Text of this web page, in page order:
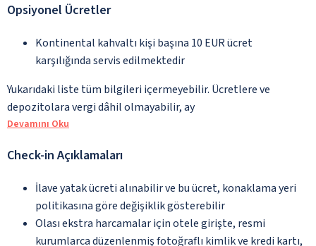
Opsiyonel Ücretler
Kontinental kahvaltı kişi başına 10 EUR ücret
karşılığında servis edilmektedir
Yukarıdaki liste tüm bilgileri içermeyebilir. Ücretlere ve
depozitolara vergi dâhil olmayabilir, ay
Devamını Oku
Check-in Açıklamaları
İlave yatak ücreti alınabilir ve bu ücret, konaklama yeri
politikasına göre değişiklik gösterebilir
Olası ekstra harcamalar için otele girişte, resmi
kurumlarca düzenlenmiş fotoğraflı kimlik ve kredi kartı,